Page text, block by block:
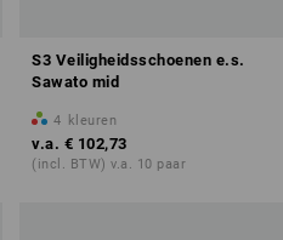
S3 Veiligheidsschoenen e.s.
Sawato mid
4 kleuren
v.a. € 102,73
(incl. BTW) v.a. 10 paar